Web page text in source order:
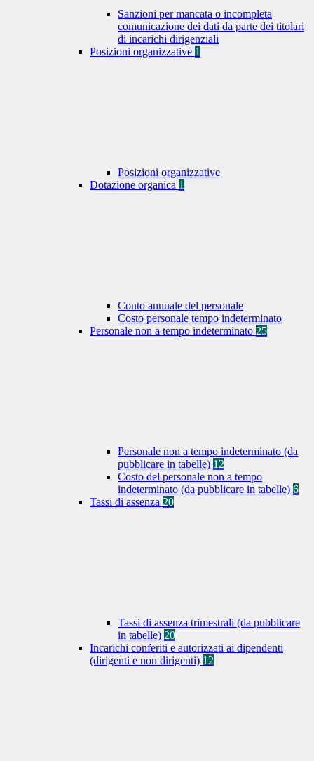
Sanzioni per mancata o incompleta
comunicazione dei dati da parte dei titolari
di incarichi dirigenziali
Posizioni organizzative 1
Posizioni organizzative
Dotazione organica 1
Conto annuale del personale
Costo personale tempo indeterminato
Personale non a tempo indeterminato 25
Personale non a tempo indeterminato (da
pubblicare in tabelle) 12
Costo del personale non a tempo
indeterminato (da pubblicare in tabelle) 6
Tassi di assenza 20
Tassi di assenza trimestrali (da pubblicare
in tabelle) 20
Incarichi conferiti e autorizzati ai dipendenti
(dirigenti e non dirigenti) 12